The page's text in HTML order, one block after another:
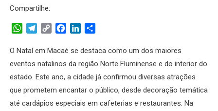
Compartilhe:
WhatsApp
Telegram
Copy
FacebookLinkedIn
O Natal em Macaé se destaca como um dos maiores
eventos natalinos da região Norte Fluminense e do interior do
estado. Este ano, a cidade já confirmou diversas atrações
que prometem encantar o público, desde decoração temática
até cardápios especiais em cafeterias e restaurantes. Na